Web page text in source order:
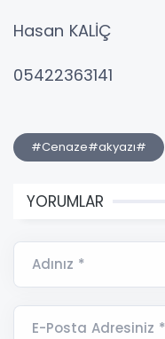
Hasan KALİÇ
05422363141
#Cenaze#akyazı#
YORUMLAR
Adınız *
E-Posta Adresiniz *